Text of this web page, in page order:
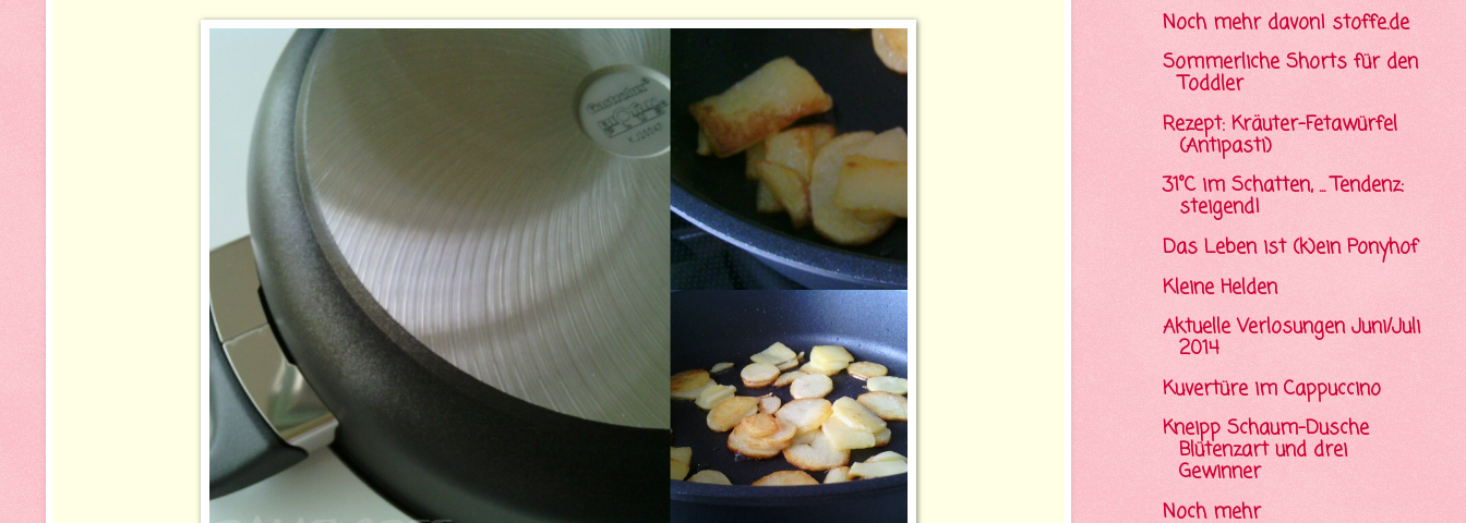
Noch mehr davon! stoffe.de
Sommerliche Shorts für den
Toddler
Rezept: Kräuter-Fetawürfel
(Antipasti)
31°C im Schatten, ... Tendenz:
steigend!
Das Leben ist (k)ein Ponyhof
Kleine Helden
Aktuelle Verlosungen Juni/Juli
2014
Kuvertüre im Cappuccino
Kneipp Schaum-Dusche
Blütenzart und drei
Gewinner
Noch mehr